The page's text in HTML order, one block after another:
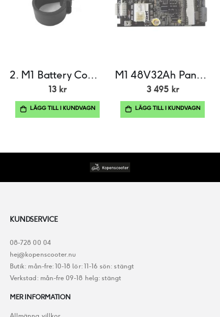
2. M1 Battery Compartment Power Cord Clip
13 kr
LÄGG TILL I KUNDVAGN
M1 48V32Ah Panasonic BMS
3 495 kr
LÄGG TILL I KUNDVAGN
KUNDSERVICE
08-728 00 04
hej@kopenscooter.nu
Butik: mån-fre: 10-18 lör: 11-16 sön: stängt
Verkstad: mån-fre 09-18 helg: stängt
MER INFORMATION